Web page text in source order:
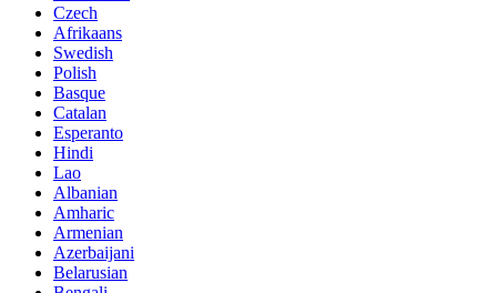
Czech
Afrikaans
Swedish
Polish
Basque
Catalan
Esperanto
Hindi
Lao
Albanian
Amharic
Armenian
Azerbaijani
Belarusian